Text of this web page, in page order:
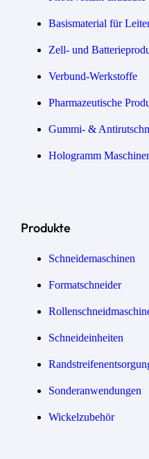
Basismaterial für
Zell- und
Verbund-Werkstoffe
Pharmazeutische
Gummi- &
Hologramm
Produkte
Schneidemaschinen
Formatschneider
Schneideinheiten
Sonder­anwendungen
Wickel­zubehör